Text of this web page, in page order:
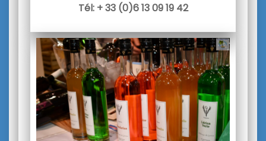
Tél: + 33 (0)6 13 09 19 42